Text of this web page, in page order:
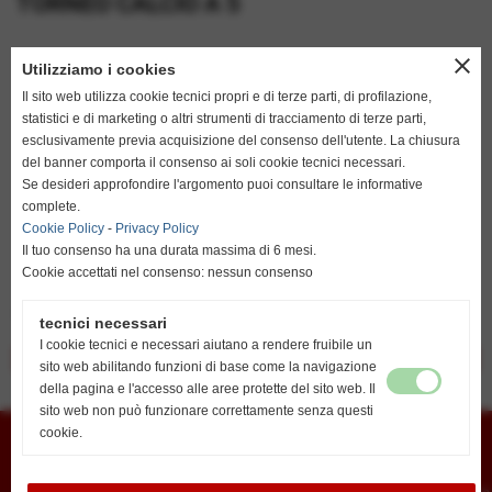
CLICCA SULLA FOTO E VAI AL FANTASTICO VIDEO
<< precedente
Union Vis ssdrl
Recapiti telefonici:
close
Utilizziamo i cookies
Il sito web utilizza cookie tecnici propri e di terze parti, di profilazione,
statistici e di marketing o altri strumenti di tracciamento di terze parti,
esclusivamente previa acquisizione del consenso dell'utente. La chiusura
del banner comporta il consenso ai soli cookie tecnici necessari.
Se desideri approfondire l'argomento puoi consultare le informative
complete.
Cookie Policy - Privacy Policy
Il tuo consenso ha una durata massima di 6 mesi.
Cookie accettati nel consenso: nessun consenso
tecnici necessari
I cookie tecnici e necessari aiutano a rendere fruibile un
sito web abilitando funzioni di base come la navigazione
della pagina e l'accesso alle aree protette del sito web. Il
sito web non può funzionare correttamente senza questi
cookie.